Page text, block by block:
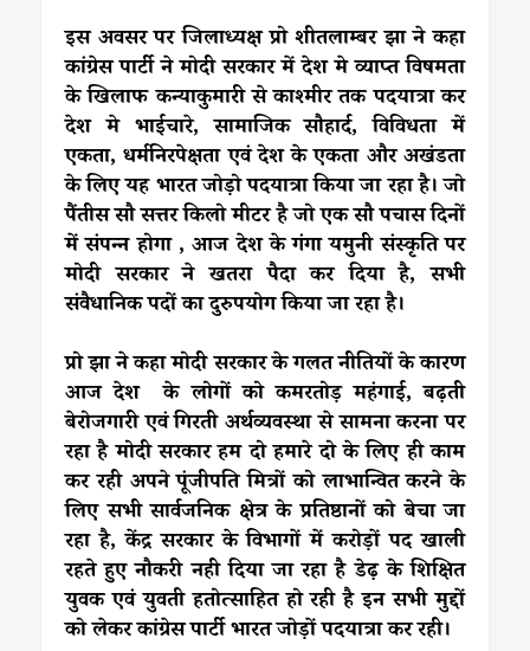
इस अवसर पर जिलाध्यक्ष प्रो शीतलाम्बर झा ने कहा
कांग्रेस पार्टी ने मोदी सरकार में देश मे व्याप्त विषमता
के खिलाफ कन्याकुमारी से काश्मीर तक पदयात्रा कर
देश मे भाईचारे, सामाजिक सौहार्द, विविधता में
एकता, धर्मनिरपेक्षता एवं देश के एकता और अखंडता
के लिए यह भारत जोड़ो पदयात्रा किया जा रहा है। जो
पैंतीस सौ सत्तर किलो मीटर है जो एक सौ पचास दिनों
में संपन्न होगा , आज देश के गंगा यमुनी संस्कृति पर
मोदी सरकार ने खतरा पैदा कर दिया है, सभी
संवैधानिक पदों का दुरुपयोग किया जा रहा है।
प्रो झा ने कहा मोदी सरकार के गलत नीतियों के कारण
आज देश के लोगों को कमरतोड़ महंगाई, बढ़ती
बेरोजगारी एवं गिरती अर्थव्यवस्था से सामना करना पर
रहा है मोदी सरकार हम दो हमारे दो के लिए ही काम
कर रही अपने पूंजीपति मित्रों को लाभान्वित करने के
लिए सभी सार्वजनिक क्षेत्र के प्रतिष्ठानों को बेचा जा
रहा है, केंद्र सरकार के विभागों में करोड़ों पद खाली
रहते हुए नौकरी नही दिया जा रहा है डेढ़ के शिक्षित
युवक एवं युवती हतोत्साहित हो रही है इन सभी मुद्दों
को लेकर कांग्रेस पार्टी भारत जोड़ों पदयात्रा कर रही।